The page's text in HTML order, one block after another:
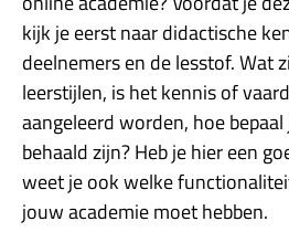
kijk je eerst naar didactische
deelnemers en de lesstof. Wat
leerstijlen, is het kennis of
aangeleerd worden, hoe
behaald zijn? Heb je hier een
weet je ook welke
jouw academie moet hebben.